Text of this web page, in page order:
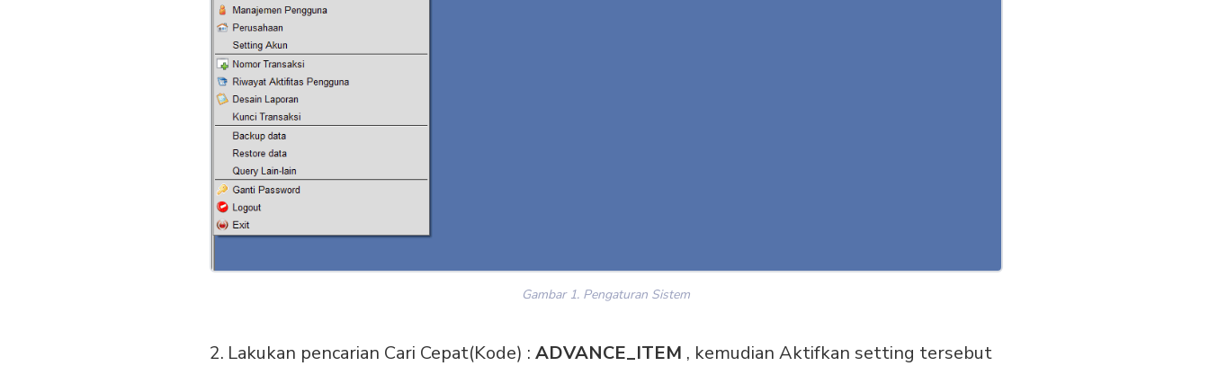
Gambar 1. Pengaturan Sistem
Lakukan pencarian Cari Cepat(Kode) :ADVANCE_ITEM , kemudian Aktifkan setting tersebut